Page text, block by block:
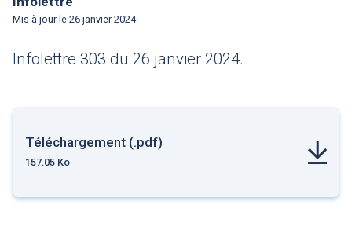
Mis à jour le 26 janvier 2024
Infolettre 303 du 26 janvier 2024.
Téléchargement (.pdf)
157.05 Ko